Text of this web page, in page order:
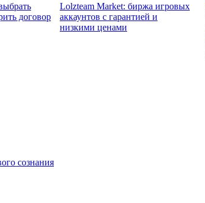
договор
Lolzteam Market: биржа игровых
аккаунтов с гарантией и
низкими ценами
сознания